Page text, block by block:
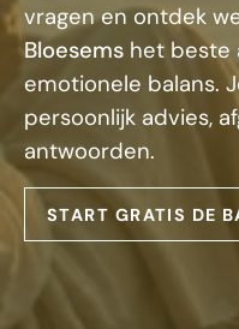
vragen en ontdek
Bloesems het beste
emotionele balans.
persoonlijk advies,
antwoorden.
START GRATIS DE